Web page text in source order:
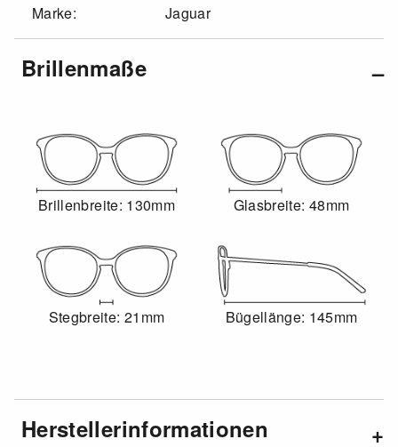
Marke:
Jaguar
Brillenmaße
Brillenbreite: 130mm Glasbreite: 48mm
Stegbreite: 21mm Bügellänge: 145mm
Herstellerinformationen